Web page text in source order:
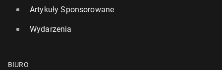
Artykuły Sponsorowane
Wydarzenia
BIURO